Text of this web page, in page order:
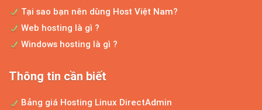
Bí quyết bán hàng online
Kinh doanh trực tuyến cũng như đua
marathon, bạn phải chiến đấu...
Tại sao bạn nên dùng Host Việt Nam?
Web hosting là gì ?
Windows hosting là gì ?
Thông tin cần biết
Bảng giá Hosting Linux DirectAdmin